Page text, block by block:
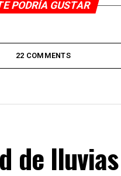
PODRÍA GUSTAR
22 COMMENTS
de